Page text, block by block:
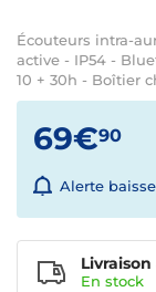
Écouteurs intra-
active - IP54 -
10 + 30h - Boîtier
69€90
Alerte
En stock